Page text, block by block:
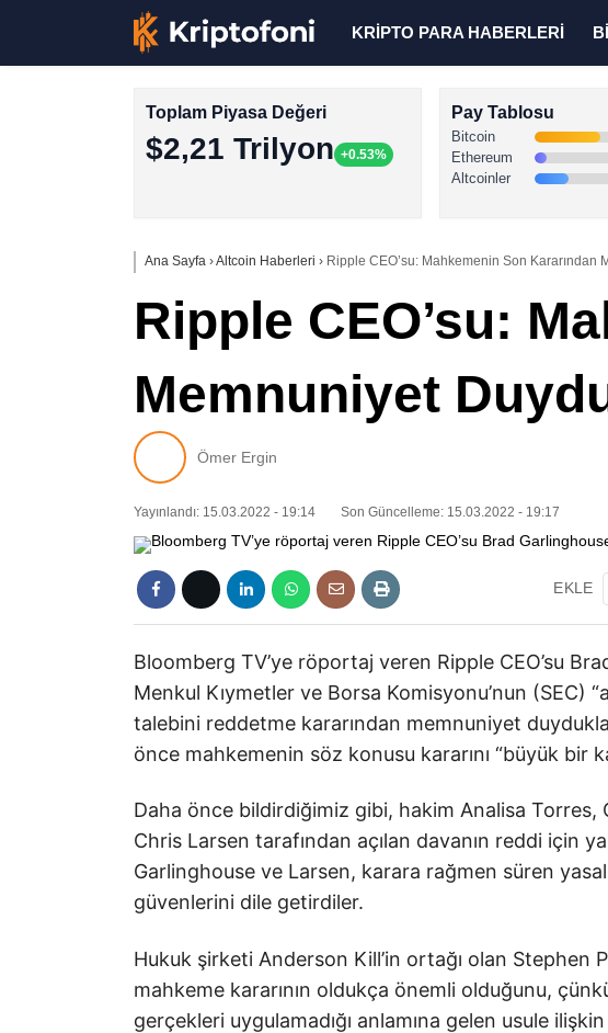
KRİPTO PARA HABERLERİ
Toplam Piyasa Değeri
$2,21 Trilyon +0.53%
Pay Tablosu
Bitcoin
Ethereum
Altcoinler
Ana Sayfa ›Altcoin Haberleri › Ripple CEO’su: Mahkemenin Son Kararından
Ripple CEO’su:
Memnuniyet
Ömer Ergin
Yayınlandı: 15.03.2022 - 19:14 Son Güncelleme: 15.03.2022 - 19:17
EKLE
Bloomberg TV’ye röportaj veren Ripple CEO’su
Menkul Kıymetler ve Borsa Komisyonu’nun (SEC)
talebini reddetme kararından memnuniyet
önce mahkemenin söz konusu kararını “büyük bir
Daha önce bildirdiğimiz gibi, hakim Analisa
Chris Larsen tarafından açılan davanın reddi için
Garlinghouse ve Larsen, karara rağmen süren
güvenlerini dile getirdiler.
Hukuk şirketi Anderson Kill’in ortağı olan Stephen
mahkeme kararının oldukça önemli olduğunu,
gerçekleri uygulamadığı anlamına gelen usule